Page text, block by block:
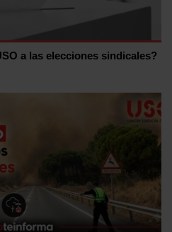
a las elecciones sindicales?